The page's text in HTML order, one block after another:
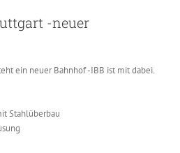
-neuer
ein neuer Bahnhof -IBB ist mit dabei.
Stahlüberbau